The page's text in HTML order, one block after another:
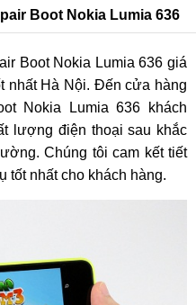
Boot Nokia Lumia 636
Boot Nokia Lumia 636 giá
nhất Hà Nội. Đến cửa hàng
Nokia Lumia 636 khách
lượng điện thoại sau khắc
Chúng tôi cam kết tiết
tốt nhất cho khách hàng.